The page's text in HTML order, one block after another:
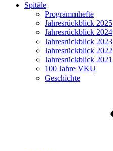
Spitäle
Programmhefte
Jahresrückblick 2025
Jahresrückblick 2024
Jahresrückblick 2023
Jahresrückblick 2022
Jahresrückblick 2021
100 Jahre VKU
Geschichte